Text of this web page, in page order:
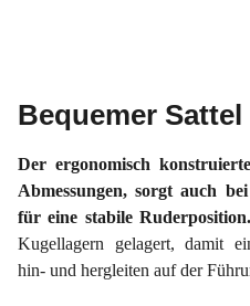
Bequemer Sattel
Der ergonomisch
Abmessungen, sorgt auch
für eine stabile Ruderposition.
Kugellagern gelagert, damit
hin- und hergleiten auf der